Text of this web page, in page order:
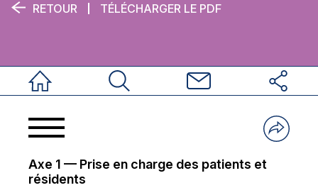
Accueil Rechercher Nous contacter Réseaux
RETOUR TÉLÉCHARGER LE PDF
Axe 1 — Prise en charge des patients et
résidents